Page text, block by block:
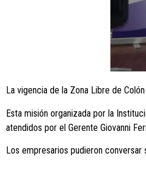
La vigencia de la Zona Libre de
Esta misión organizada por la
atendidos por el Gerente Giovanni
Los empresarios pudieron